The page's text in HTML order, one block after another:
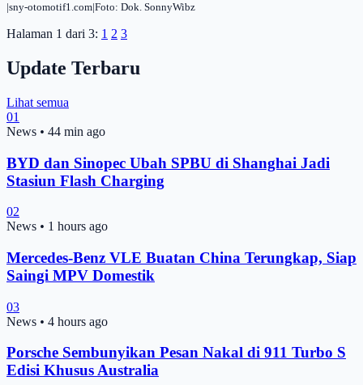
|sny-otomotif1.com|Foto: Dok. SonnyWibz
Halaman 1 dari 3: 1 2 3
Update Terbaru
Lihat semua
01
News • 44 min ago
BYD dan Sinopec Ubah SPBU di Shanghai Jadi
Stasiun Flash Charging
02
News • 1 hours ago
Mercedes-Benz VLE Buatan China Terungkap, Siap
Saingi MPV Domestik
03
News • 4 hours ago
Porsche Sembunyikan Pesan Nakal di 911 Turbo S
Edisi Khusus Australia